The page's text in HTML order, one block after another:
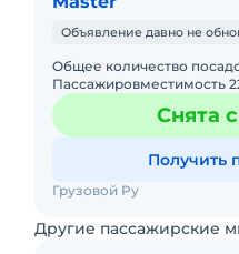
Объявление давно не
Общее количество
Пассажировместимость
Панорамное остекление
тонировка; Термо-
Снята
Получить
Грузовой Ру
Другие пассажирские